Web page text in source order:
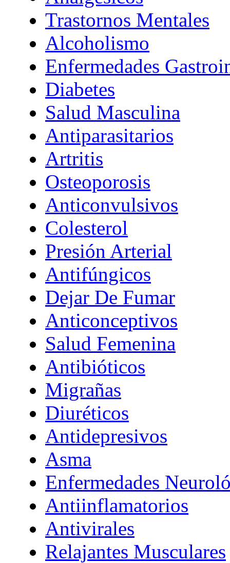
Trastornos Mentales
Alcoholismo
Enfermedades
Diabetes
Salud Masculina
Antiparasitarios
Artritis
Osteoporosis
Anticonvulsivos
Colesterol
Presión Arterial
Antifúngicos
Dejar De Fumar
Anticonceptivos
Salud Femenina
Antibióticos
Migrañas
Diuréticos
Antidepresivos
Asma
Enfermedades
Antiinflamatorios
Antivirales
Relajantes Musculares